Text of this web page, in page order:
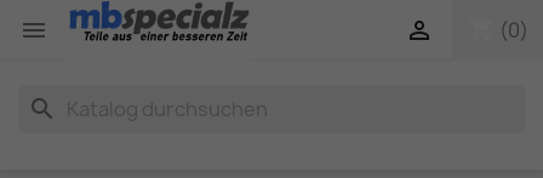
 (0)

search